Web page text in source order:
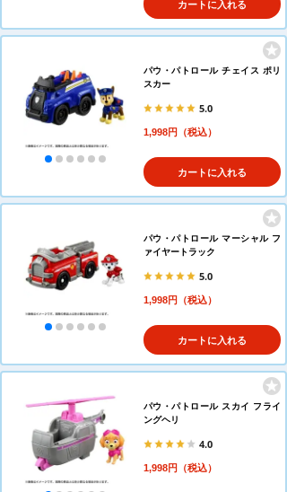
カートに入れる
パウ・パトロール チェイス ポリ
スカー
5.0
1,998円（税込）
カートに入れる
パウ・パトロール マーシャル フ
ァイヤートラック
5.0
1,998円（税込）
カートに入れる
パウ・パトロール スカイ フライ
ングヘリ
4.0
1,998円（税込）